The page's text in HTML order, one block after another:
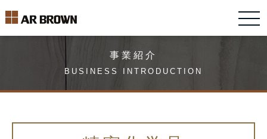
事業紹介
BUSINESS INTRODUCTION